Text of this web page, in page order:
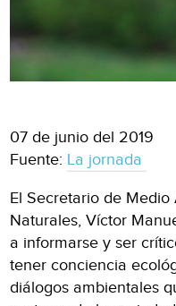
07 de junio del 2019
Fuente: La jornada
El Secretario de Medio
Naturales, Víctor
a informarse y ser
tener conciencia
diálogos ambientales